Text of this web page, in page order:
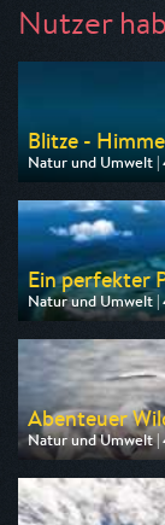
Nutzer
Blitze -
Natur und Umwelt |
Ausgestrahlt von
am 07.08.2026,
Ein perfekter
Natur und Umwelt |
Ausgestrahlt von
am 07.08.2026,
Abenteuer
Natur und Umwelt |
Ausgestrahlt von BR
am 07.08.2026,